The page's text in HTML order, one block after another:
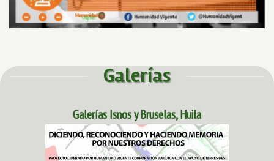
Galerías
Galerías Isnos y Bruselas, Huila